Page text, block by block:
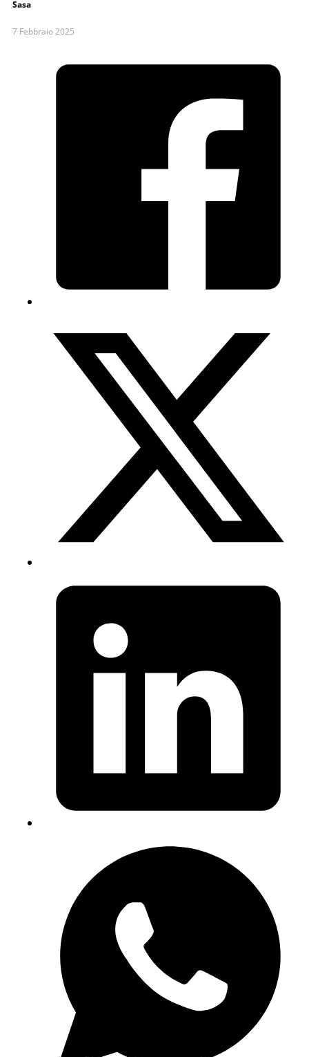
Sasa
7 Febbraio 2025